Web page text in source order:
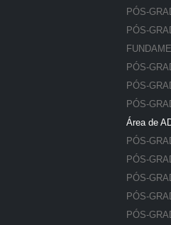
PÓS-
PÓS-
PÓS-
PÓS-
PÓS-
Área de
PÓS-
PÓS-
PÓS-
PÓS-
PÓS-